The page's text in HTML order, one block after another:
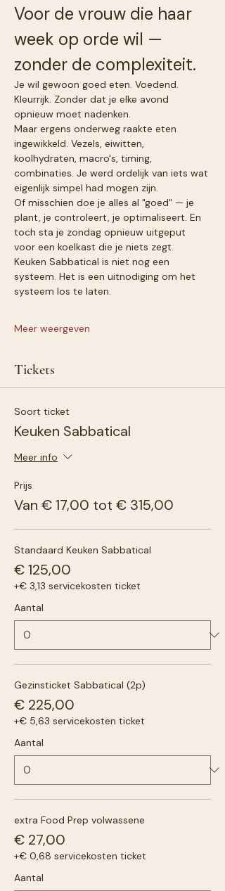
Voor de vrouw die haar
week op orde wil —
zonder de complexiteit.
Je wil gewoon goed eten. Voedend.
Kleurrijk. Zonder dat je elke avond
opnieuw moet nadenken.
Maar ergens onderweg raakte eten
ingewikkeld. Vezels, eiwitten,
koolhydraten, macro's, timing,
combinaties. Je werd ordelijk van iets wat
eigenlijk simpel had mogen zijn.
Of misschien doe je alles al "goed" — je
plant, je controleert, je optimaliseert. En
toch sta je zondag opnieuw uitgeput
voor een koelkast die je niets zegt.
Keuken Sabbatical is niet nog een
systeem. Het is een uitnodiging om het
systeem los te laten.
Meer weergeven
Tickets
Soort ticket
Keuken Sabbatical
Meer info
Prijs
Van € 17,00 tot € 315,00
Standaard Keuken Sabbatical
€ 125,00
+€ 3,13 servicekosten ticket
Aantal
Gezinsticket Sabbatical (2p)
€ 225,00
+€ 5,63 servicekosten ticket
Aantal
extra Food Prep volwassene
€ 27,00
+€ 0,68 servicekosten ticket
Aantal